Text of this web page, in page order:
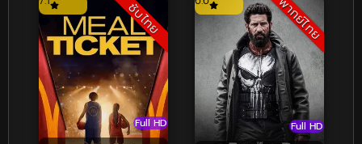
ซับไทย
Full HD
พากย์ไทย
Full HD